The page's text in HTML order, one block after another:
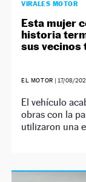
VIRALES MOTOR
Esta mujer
historia
sus vecinos
EL MOTOR | 17/08/
El vehículo
obras con la
utilizaron una